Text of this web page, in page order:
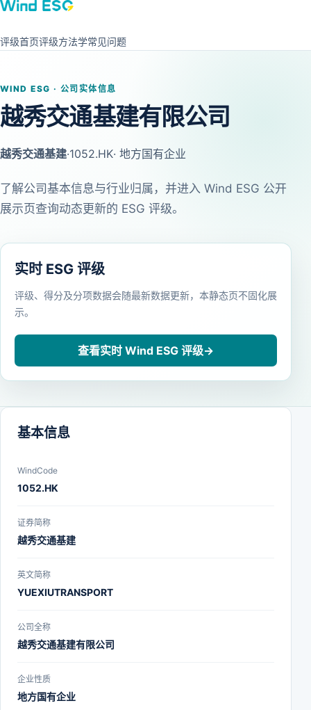
评级首页评级方法学常见问题
WIND ESG · 公司实体信息
越秀交通基建有限公司
越秀交通基建·1052.HK· 地方国有企业
了解公司基本信息与行业归属，并进入 Wind ESG 公开
展示页查询动态更新的 ESG 评级。
实时 ESG 评级
评级、得分及分项数据会随最新数据更新，本静态页不固化展
示。
查看实时 Wind ESG 评级→
基本信息
WindCode
1052.HK
证券简称
越秀交通基建
英文简称
YUEXIUTRANSPORT
公司全称
越秀交通基建有限公司
企业性质
地方国有企业